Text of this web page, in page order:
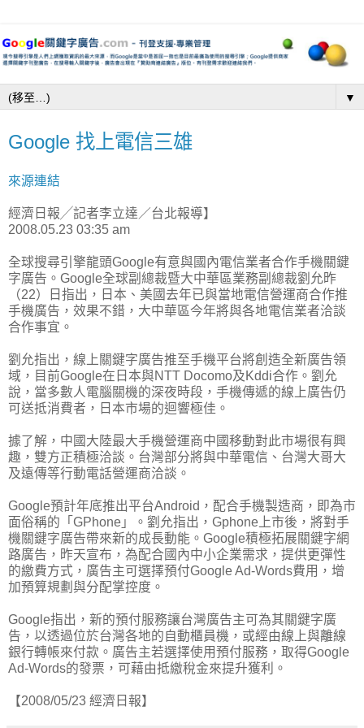
▼
Google 找上電信三雄
來源連結
經濟日報╱記者李立達／台北報導】
2008.05.23 03:35 am
全球搜尋引擎龍頭Google有意與國內電信業者合作手機關鍵
字廣告。Google全球副總裁暨大中華區業務副總裁劉允昨
（22）日指出，日本、美國去年已與當地電信營運商合作推
手機廣告，效果不錯，大中華區今年將與各地電信業者洽談
合作事宜。
劉允指出，線上關鍵字廣告推至手機平台將創造全新廣告領
域，目前Google在日本與NTT Docomo及Kddi合作。劉允
說，當多數人電腦關機的深夜時段，手機傳遞的線上廣告仍
可送抵消費者，日本市場的迴響極佳。
據了解，中國大陸最大手機營運商中國移動對此市場很有興
趣，雙方正積極洽談。台灣部分將與中華電信、台灣大哥大
及遠傳等行動電話營運商洽談。
Google預計年底推出平台Android，配合手機製造商，即為市
面俗稱的「GPhone」。劉允指出，Gphone上市後，將對手
機關鍵字廣告帶來新的成長動能。Google積極拓展關鍵字網
路廣告，昨天宣布，為配合國內中小企業需求，提供更彈性
的繳費方式，廣告主可選擇預付Google Ad-Words費用，增
加預算規劃與分配掌控度。
Google指出，新的預付服務讓台灣廣告主可為其關鍵字廣
告，以透過位於台灣各地的自動櫃員機，或經由線上與離線
銀行轉帳來付款。廣告主若選擇使用預付服務，取得Google
Ad-Words的發票，可藉由抵繳稅金來提升獲利。
【2008/05/23 經濟日報】